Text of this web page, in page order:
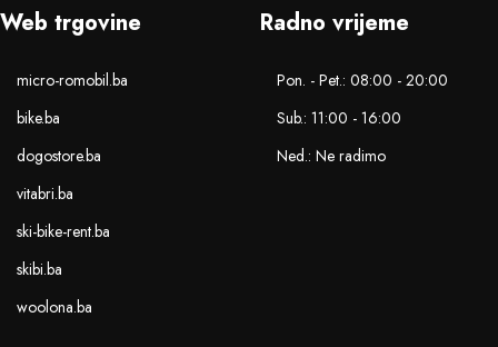
Web trgovine
micro-romobil.ba
bike.ba
dogostore.ba
vitabri.ba
ski-bike-rent.ba
skibi.ba
woolona.ba
Radno vrijeme
Pon. - Pet.: 08:00 - 20:00
Sub.: 11:00 - 16:00
Ned.: Ne radimo